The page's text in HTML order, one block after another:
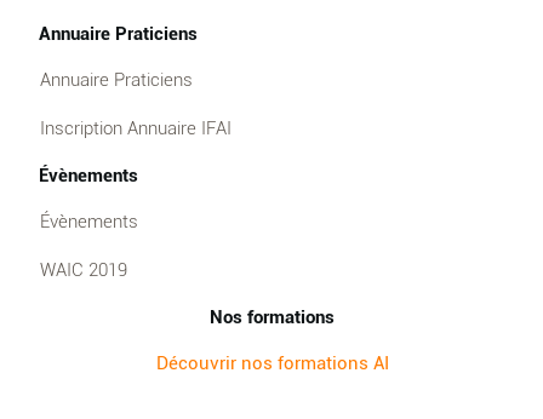
Annuaire Praticiens
Annuaire Praticiens
Inscription Annuaire IFAI
Évènements
Évènements
WAIC 2019
Nos formations
Découvrir nos formations AI